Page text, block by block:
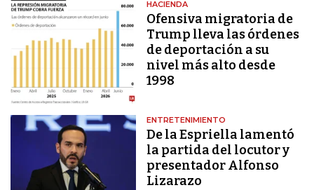
HACIENDA
Ofensiva migratoria de
Trump lleva las órdenes
de deportación a su
nivel más alto desde
1998
ENTRETENIMIENTO
De la Espriella lamentó
la partida del locutor y
presentador Alfonso
Lizarazo